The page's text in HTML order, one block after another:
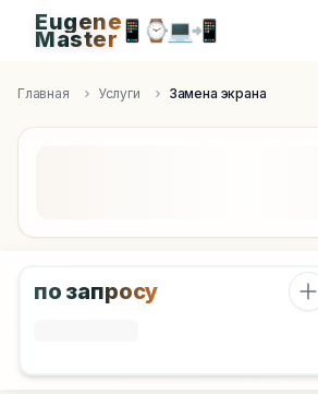
Apple Diagnostics & Engineering
Eugene
Master📱 ⌚💻📲
Главная Услуги Замена экрана
по запросу